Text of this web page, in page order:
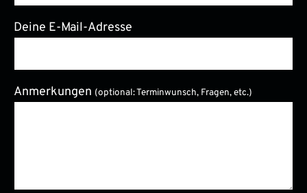
Deine E-Mail-Adresse
Bitte lasse dieses Feld leer.
Anmerkungen (optional: Terminwunsch, Fragen, etc.)